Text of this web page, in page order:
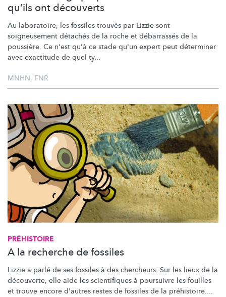
qu’ils ont découverts
Au laboratoire, les fossiles trouvés par Lizzie sont
soigneusement détachés de la roche et débarrassés de la
poussière. Ce n'est qu'à ce stade qu'un expert peut déterminer
avec exactitude de quel ty...
MNHN, FNR
PRÉHISTOIRE
A la recherche de fossiles
Lizzie a parlé de ses fossiles à des chercheurs. Sur les lieux de la
découverte, elle aide les scientifiques à poursuivre les fouilles
et trouve encore d'autres restes de fossiles de la préhistoire....